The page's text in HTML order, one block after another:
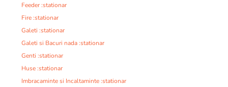
Feeder :stationar
Fire :stationar
Galeti :stationar
Galeti si Bacuri nada :stationar
Genti :stationar
Huse :stationar
Imbracaminte si Incaltaminte :stationar